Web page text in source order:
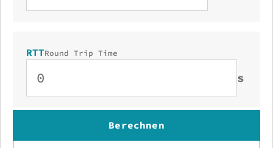
RTTRound Trip Time
s
Berechnen